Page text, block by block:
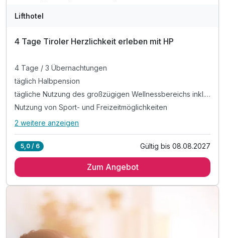
Lifthotel
4 Tage Tiroler Herzlichkeit erleben mit HP
4 Tage / 3 Übernachtungen
täglich Halbpension
tägliche Nutzung des großzügigen Wellnessbereichs inkl. Freibad, Dampfbad, Sauna, Infrarotkabine und Ruheraum
Nutzung von Sport- und Freizeitmöglichkeiten
Alle Inklusivleistungen
Freibad, Dampfbad, Sauna, Infrarotkabine und Ruheraum
Nutzung von Sport- und Freizeitmöglichkeiten
Parkplatznutzung während des gesamten Aufenthaltes
WLAN-Nutzung
2 weitere anzeigen
5,0 / 6 Gültig bis 08.08.2027
Zum Angebot